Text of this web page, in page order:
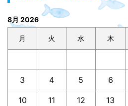
8月 2026
月 火 水 木
3 4 5 6
10 11 12 13